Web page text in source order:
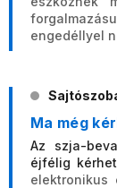
engedéllyel
Ma még
Az szja-
éjfélig
elektronikus